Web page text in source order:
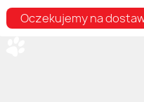
Oczekujemy na